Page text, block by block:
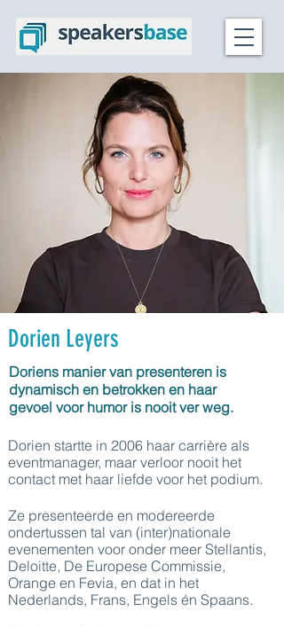
Dorien Leyers
Doriens manier van presenteren is
dynamisch en betrokken en haar
gevoel voor humor is nooit ver weg.
Dorien startte in 2006 haar carrière als
eventmanager, maar verloor nooit het
contact met haar liefde voor het podium.
Ze presenteerde en modereerde
ondertussen tal van (inter)nationale
evenementen voor onder meer Stellantis,
Deloitte, De Europese Commissie,
Orange en Fevia, en dat in het
Nederlands, Frans, Engels én Spaans.